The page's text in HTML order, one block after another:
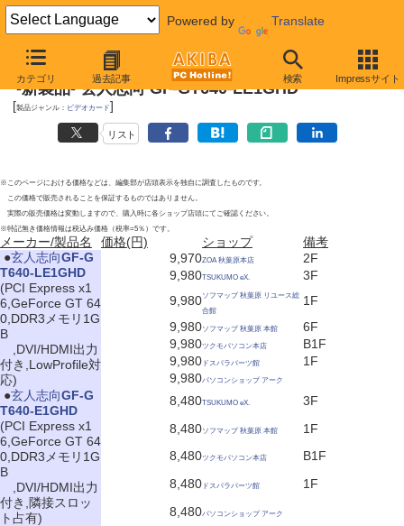
Powered by Translate
カテゴリ 過去記事 検索 Impressサイト
2012年6月9日
-新製品- 玄人志向 GF-GT640-LE1GHD
[製品ジャンル： ビデオカード]
リスト
※このページにおける価格などは、編集部が店頭表示を独自に調査したものです。
この価格で販売されることを保証するものではありません。
実際の販売価格は変動しますので、購入時に各ショップ店頭にてご確認ください。
※特記無き価格情報は税込み価格（税率=5％）です。
メーカー/製品名 価格(円) ショップ
備考
●玄人志向GF-G
T640-LE1GHD
(PCI Express x1
6,GeForce GT 64
0,DDR3メモリ1G
B
,DVI/HDMI出力
付き,LowProfile対
応)
9,970ZOA 秋葉原本店
2F
9,980TSUKUMO eX.
3F
9,980ソフマップ 秋葉原 リユース総
合館
1F
9,980ソフマップ 秋葉原 本館
6F
9,980ツクモパソコン本店
B1F
9,980 ドスパラパーツ館
1F
9,980パソコンショップ アーク
●玄人志向GF-G
T640-E1GHD
(PCI Express x1
6,GeForce GT 64
0,DDR3メモリ1G
B
,DVI/HDMI出力
付き,隣接スロッ
ト占有)
8,480TSUKUMO eX.
3F
8,480ソフマップ 秋葉原 本館
1F
8,480ツクモパソコン本店
B1F
8,480 ドスパラパーツ館
1F
8,480パソコンショップ アーク